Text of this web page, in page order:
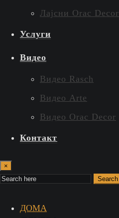
Лајсни Orac Decor
Услуги
Видео
Видео Rasch
Видео Arte
Видео Orac Decor
Контакт
×
Search
ДОМА